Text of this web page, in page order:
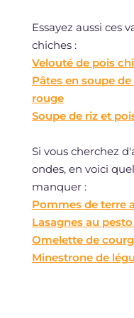
Essayez aussi ces
chiches :
Velouté de pois
Pâtes en soupe
rouge
Soupe de riz et
Si vous cherchez
ondes, en voici
manquer :
Pommes de terre
Lasagnes au
Omelette de
Minestrone de